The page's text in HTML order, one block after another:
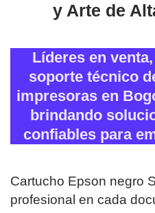
y Arte de
Líderes en
soporte técnico
impresoras en
brindando
confiables para
Cartucho Epson negro
profesional en cada